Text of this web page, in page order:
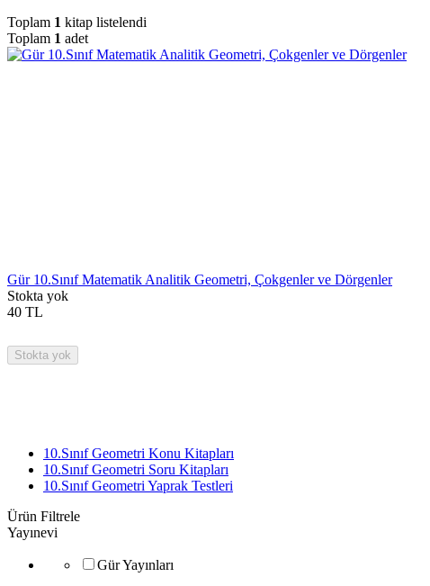
Toplam 1 kitap listelendi
Toplam 1 adet
Gür 10.Sınıf Matematik Analitik Geometri, Çokgenler ve Dörgenler
Stokta yok
40 TL
Stokta yok
10.Sınıf Geometri Konu Kitapları
10.Sınıf Geometri Soru Kitapları
10.Sınıf Geometri Yaprak Testleri
Ürün Filtrele
Yayınevi
Gür Yayınları